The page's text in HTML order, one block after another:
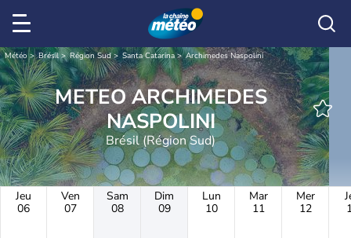
Météo Brésil Région Sud Santa Catarina Archimedes Naspolini
METEO ARCHIMEDES
NASPOLINI
Brésil (Région Sud)
Jeu
06
Ven
07
Sam
08
Dim
09
Lun
10
Mar
11
Mer
12